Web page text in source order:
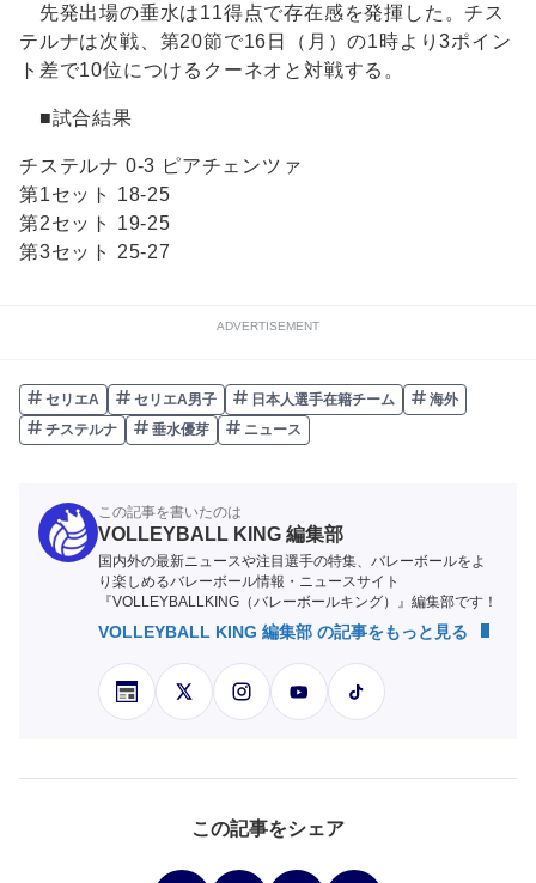
先発出場の垂水は11得点で存在感を発揮した。チス
テルナは次戦、第20節で16日（月）の1時より3ポイン
ト差で10位につけるクーネオと対戦する。
■試合結果
チステルナ 0-3 ピアチェンツァ
第1セット 18-25
第2セット 19-25
第3セット 25-27
ADVERTISEMENT
セリエA セリエA男子 日本人選手在籍チーム
海外
チステルナ
垂水優芽 ニュース
この記事を書いたのは
VOLLEYBALL KING 編集部
国内外の最新ニュースや注目選手の特集、バレーボールをよ
り楽しめるバレーボール情報・ニュースサイト
『VOLLEYBALLKING（バレーボールキング）』編集部です！
VOLLEYBALL KING 編集部 の記事をもっと見る
この記事をシェア